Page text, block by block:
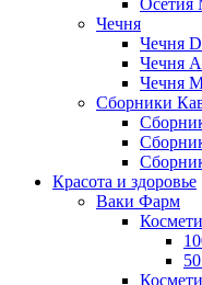
Осетия
Чечня
Чечня
Чечня
Чечня
Сборники
Красота и здоровье
Ваки Фарм